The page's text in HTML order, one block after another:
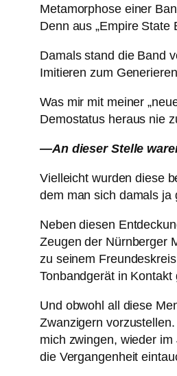
Metamorphose einer
Denn aus „Empire State
Damals stand die Band
Imitieren zum
Was mir mit meiner
Demostatus heraus nie
—An dieser Stelle
Vielleicht wurden diese
dem man sich damals ja
Neben diesen
Zeugen der Nürnberger
zu seinem
Tonbandgerät in
Und obwohl all diese
Zwanzigern
mich zwingen, wieder
die Vergangenheit